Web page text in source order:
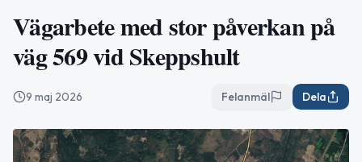
Vägarbete med stor påverkan på
väg 569 vid Skeppshult
9 maj 2026 Felanmäl Dela